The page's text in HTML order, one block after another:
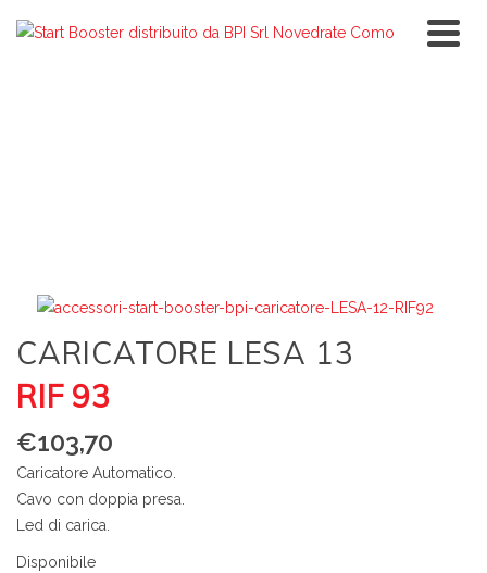
CARICATORE LESA 13
RIF 93
€103,70
Caricatore Automatico.
Cavo con doppia presa.
Led di carica.
Disponibile